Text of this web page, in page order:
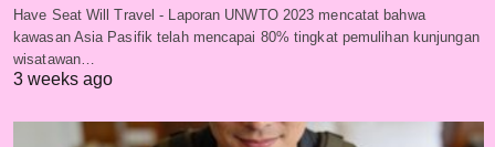
Have Seat Will Travel - Laporan UNWTO 2023 mencatat bahwa
kawasan Asia Pasifik telah mencapai 80% tingkat pemulihan kunjungan
wisatawan…
3 weeks ago